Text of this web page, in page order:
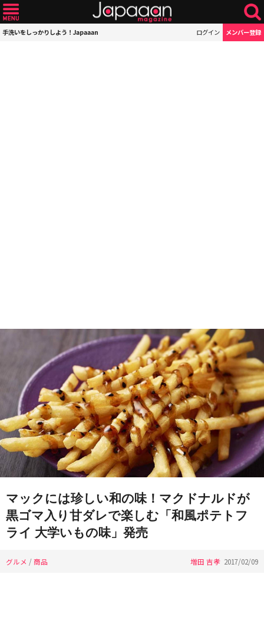
手洗いをしっかりしよう！Japaaan ログイン メンバー登録
マックには珍しい和の味！マクドナルドが
黒ゴマ入り甘ダレで楽しむ「和風ポテトフ
ライ 大学いもの味」発売
グルメ /商品 増田 吉孝 2017/02/09